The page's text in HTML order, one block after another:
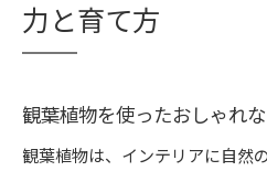
力と育て方
観葉植物を使ったおしゃれ
観葉植物は、インテリアに自然